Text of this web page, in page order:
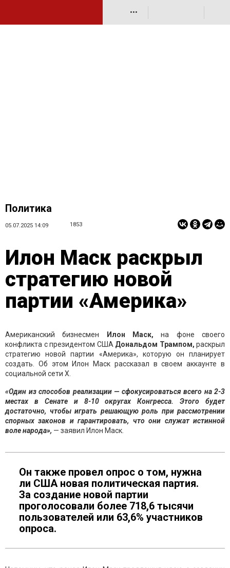
•••
Политика
05.07.2025 14:09 1853
Илон Маск раскрыл
стратегию новой
партии «Америка»
Американский бизнесмен Илон Маск, на фоне своего
конфликта с президентом США Дональдом Трампом, раскрыл
стратегию новой партии «Америка», которую он планирует
создать. Об этом Илон Маск рассказал в своем аккаунте в
социальной сети Х.
«Один из способов реализации — сфокусироваться всего на 2-3
местах в Сенате и 8-10 округах Конгресса. Этого будет
достаточно, чтобы играть решающую роль при рассмотрении
спорных законов и гарантировать, что они служат истинной
воле народа», — заявил Илон Маск.
Он также провел опрос о том, нужна
ли США новая политическая партия.
За создание новой партии
проголосовали более 718,6 тысячи
пользователей или 63,6% участников
опроса.